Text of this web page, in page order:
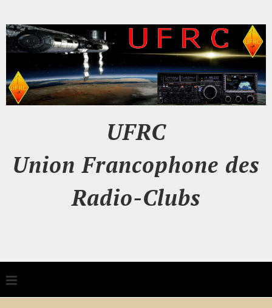
UFRC
Union Francophone des
Radio-Clubs